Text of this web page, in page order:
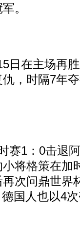
。
日在主场再
，时隔7年
1：0击退
将格策在加
次问鼎世界
国人也以4